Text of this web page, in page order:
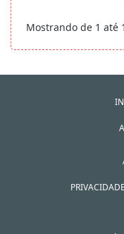
Mostrando de 1 até